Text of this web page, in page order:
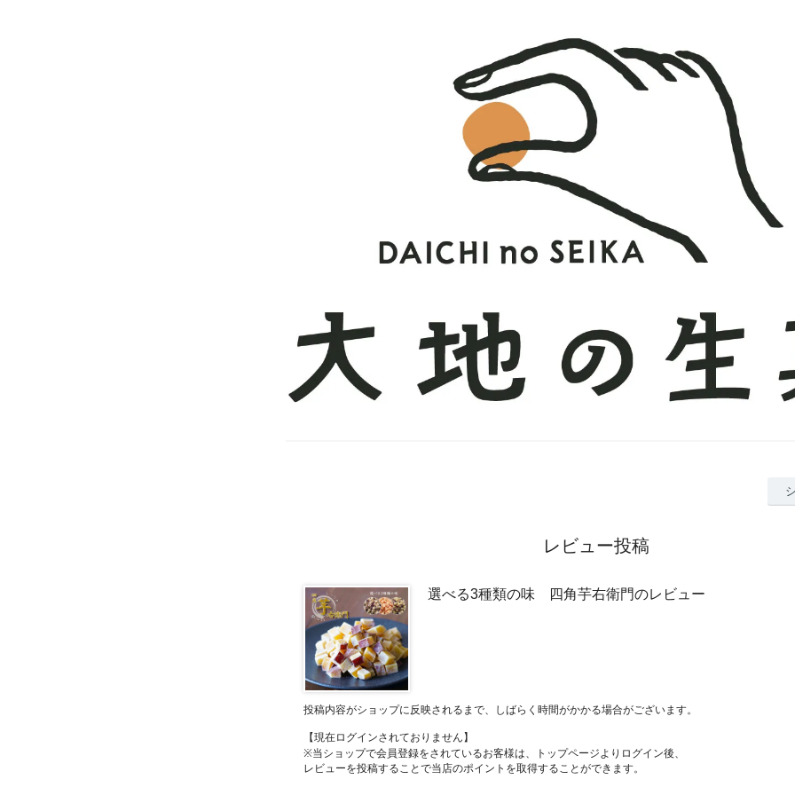
レビュー投稿
選べる3種類の味 四角芋右衛門のレビュー
投稿内容がショップに反映されるまで、しばらく時間がかかる場合がございます。
【現在ログインされておりません】
※当ショップで会員登録をされているお客様は、トップページよりログイン後、
レビューを投稿することで当店のポイントを取得することができます。